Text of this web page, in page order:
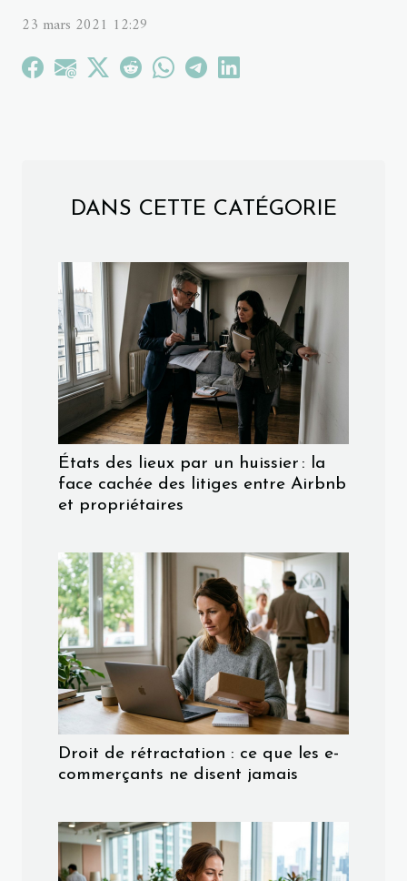
23 mars 2021 12:29
DANS CETTE CATÉGORIE
États des lieux par un huissier : la
face cachée des litiges entre Airbnb
et propriétaires
Droit de rétractation : ce que les e-
commerçants ne disent jamais